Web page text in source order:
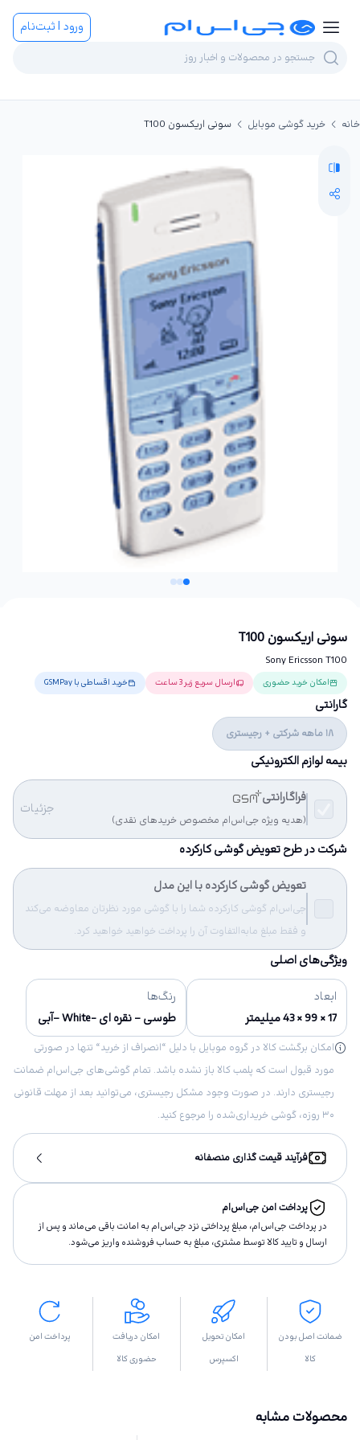
ورود | ثبت‌نام
خانه خرید گوشی موبایل سونی اریکسون T100
سونی اریکسون T100
Sony Ericsson T100
امکان خرید حضوری ارسال سریع زیر 3 ساعت خرید اقساطی با GSMPay
گارانتی
18 ماهه شرکتی + رجیستری
بیمه لوازم الکترونیکی
فراگارانتی
(هدیه ویژه جی‌اس‌ام مخصوص خریدهای نقدی)
جزئیات
شرکت در طرح تعویض گوشی کارکرده
تعویض گوشی کارکرده با این مدل
جی‌اس‌ام گوشی کارکرده شما را با گوشی مورد نظرتان معاوضه می‌کند
و فقط مبلغ مابه‌التفاوت آن را پرداخت خواهید خواهید کرد.
ویژگی‌های اصلی
ابعاد
17 × 99 × 43 میلیمتر
رنگ‌ها
طوسی – نقره ای -White –آبی
امکان برگشت کالا در گروه موبایل با دلیل “انصراف از خرید“ تنها در صورتی
مورد قبول است که پلمب کالا باز نشده باشد. تمام گوشی‌های جی‌اس‌ام ضمانت
رجیستری دارند. در صورت وجود مشکل رجیستری، می‌توانید بعد از مهلت قانونی
۳۰ روزه، گوشی خریداری‌شده را مرجوع کنید.
فرآیند قیمت گذاری منصفانه
پرداخت امن جی‌اس‌ام
در پرداخت جی‌اس‌ام، مبلغ پرداختى نزد جی‌اس‌ام به امانت باقى مى‌ماند و پس از
ارسال و تاييد كالا توسط مشتری، مبلغ به حساب فروشنده واريز مى‌شود.
ضمانت اصل بودن
کالا
امکان تحویل
اکسپرس
امکان دریافت
حضوری کالا
پرداخت امن
محصولات مشابه